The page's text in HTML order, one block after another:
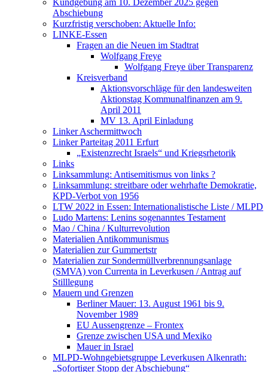
Kundgebung am 10. Dezember 2025 gegen
Abschiebung
Kurzfristig verschoben: Aktuelle Info:
LINKE-Essen
Fragen an die Neuen im Stadtrat
Wolfgang Freye
Wolfgang Freye über Transparenz
Kreisverband
Aktionsvorschläge für den landesweiten
Aktionstag Kommunalfinanzen am 9.
April 2011
MV 13. April Einladung
Linker Aschermittwoch
Linker Parteitag 2011 Erfurt
„Existenzrecht Israels“ und Kriegsrhetorik
Links
Linksammlung: Antisemitismus von links ?
Linksammlung: streitbare oder wehrhafte Demokratie,
KPD-Verbot von 1956
LTW 2022 in Essen: Internationalistische Liste / MLPD
Ludo Martens: Lenins sogenanntes Testament
Mao / China / Kulturrevolution
Materialien Antikommunismus
Materialien zur Gummertstr
Materialien zur Sondermüllverbrennungsanlage
(SMVA) von Currenta in Leverkusen / Antrag auf
Stilllegung
Mauern und Grenzen
Berliner Mauer: 13. August 1961 bis 9.
November 1989
EU Aussengrenze – Frontex
Grenze zwischen USA und Mexiko
Mauer in Israel
MLPD-Wohngebietsgruppe Leverkusen Alkenrath:
„Sofortiger Stopp der Abschiebung“